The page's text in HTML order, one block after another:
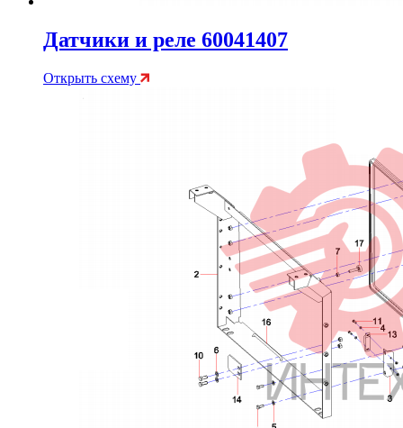
Датчики и реле 60041407
Открыть схему